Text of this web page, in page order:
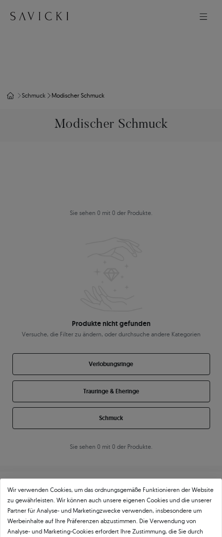
Schmuck Modischer Schmuck
Modischer Schmuck
Sie sehen 0 mit 0 der Produkte.
Produkte nicht gefunden
Versuche, die Filter zu ändern, oder durchsuche andere Kategorien
Verlobungsringe
Trauringe & Eheringe
Schmuck
Sie sehen 0 mit 0 der Produkte.
Über11 4845★-Bewertungen in ganz
Wir verwenden Cookies, um das ordnungsgemäße Funktionieren der Website
zu gewährleisten. Wir können auch unsere eigenen Cookies und die unserer
Partner für Analyse- und Marketingzwecke verwenden, insbesondere um
Werbeinhalte auf Ihre Präferenzen abzustimmen. Die Verwendung von
Analyse- und Marketing-Cookies erfordert Ihre Zustimmung, die Sie durch